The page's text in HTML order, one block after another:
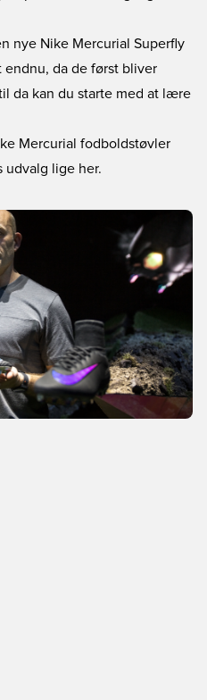
nye Nike Mercurial Superfly
endnu, da de først bliver
da kan du starte med at lære
Mercurial fodboldstøvler
udvalg lige her.